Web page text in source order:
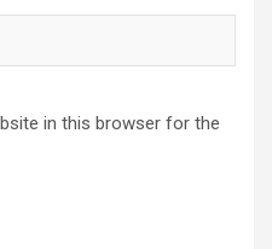
in this browser for the